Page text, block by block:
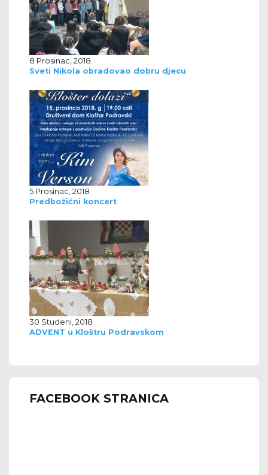
8 Prosinac, 2018
Sveti Nikola obradovao dobru djecu
5 Prosinac, 2018
Predbožićni koncert
30 Studeni, 2018
ADVENT u Kloštru Podravskom
FACEBOOK STRANICA